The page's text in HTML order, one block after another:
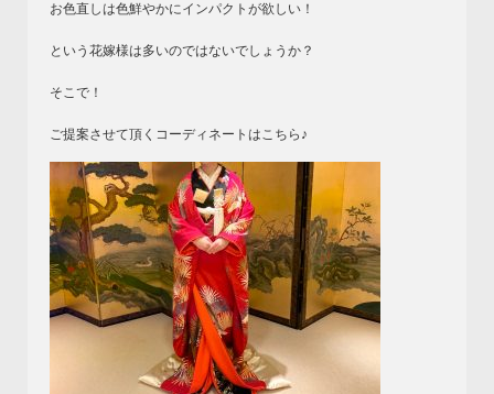
お色直しは色鮮やかにインパクトが欲しい！
という花嫁様は多いのではないでしょうか？
そこで！
ご提案させて頂くコーディネートはこちら♪